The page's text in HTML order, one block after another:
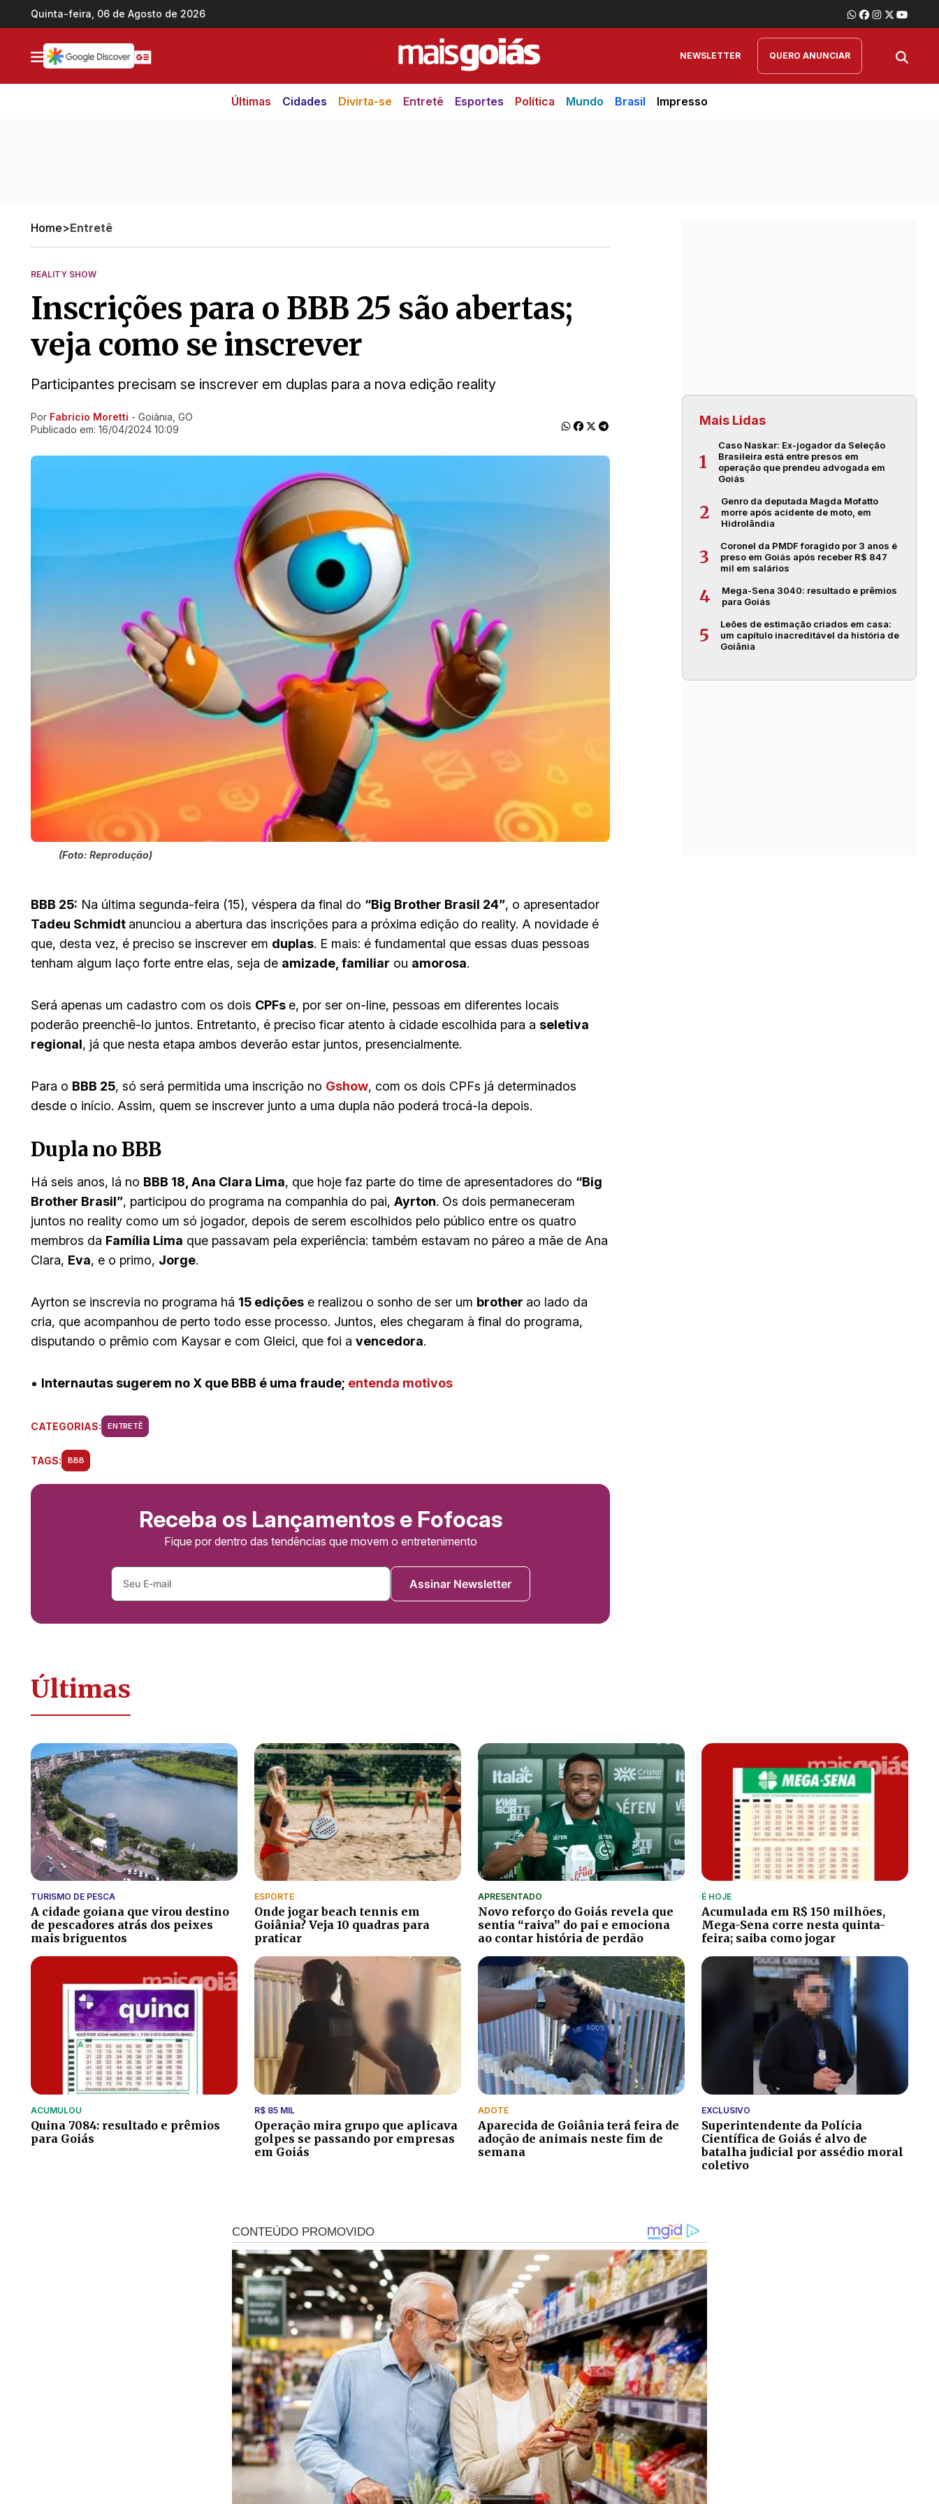
Ir direto pro conteúdo
Quinta-feira, 06 de Agosto de 2026
NEWSLETTER QUERO ANUNCIAR
Últimas Cidades Divirta-se Entretê Esportes Política Mundo Brasil Impresso
Home>Entretê
REALITY SHOW
Inscrições para o BBB 25 são abertas;
veja como se inscrever
Participantes precisam se inscrever em duplas para a nova edição reality
Ir direto pra matéria
Por Fabricio Moretti - Goiânia, GO
Publicado em: 16/04/2024 10:09
(Foto: Reprodução)
BBB 25: Na última segunda-feira (15), véspera da final do “Big Brother Brasil 24”, o apresentador
Tadeu Schmidt anunciou a abertura das inscrições para a próxima edição do reality. A novidade é
que, desta vez, é preciso se inscrever em duplas. E mais: é fundamental que essas duas pessoas
tenham algum laço forte entre elas, seja de amizade, familiar ou amorosa.
Será apenas um cadastro com os dois CPFs e, por ser on-line, pessoas em diferentes locais
poderão preenchê-lo juntos. Entretanto, é preciso ficar atento à cidade escolhida para a seletiva
regional, já que nesta etapa ambos deverão estar juntos, presencialmente.
Para o BBB 25, só será permitida uma inscrição no Gshow, com os dois CPFs já determinados
desde o início. Assim, quem se inscrever junto a uma dupla não poderá trocá-la depois.
Dupla no BBB
Há seis anos, lá no BBB 18, Ana Clara Lima, que hoje faz parte do time de apresentadores do “Big
Brother Brasil”, participou do programa na companhia do pai, Ayrton. Os dois permaneceram
juntos no reality como um só jogador, depois de serem escolhidos pelo público entre os quatro
membros da Família Lima que passavam pela experiência: também estavam no páreo a mãe de Ana
Clara, Eva, e o primo, Jorge.
Ayrton se inscrevia no programa há 15 edições e realizou o sonho de ser um brother ao lado da
cria, que acompanhou de perto todo esse processo. Juntos, eles chegaram à final do programa,
disputando o prêmio com Kaysar e com Gleici, que foi a vencedora.
• ⁠Internautas sugerem no X que BBB é uma fraude; entenda motivos
CATEGORIAS: ENTRETÊ
TAGS: BBB
Receba os Lançamentos e Fofocas
Fique por dentro das tendências que movem o entretenimento
Assinar Newsletter
Mais Lidas
1
Caso Naskar: Ex-jogador da Seleção
Brasileira está entre presos em
operação que prendeu advogada em
Goiás
2
Genro da deputada Magda Mofatto
morre após acidente de moto, em
Hidrolândia
3
Coronel da PMDF foragido por 3 anos é
preso em Goiás após receber R$ 847
mil em salários
4
Mega-Sena 3040: resultado e prêmios
para Goiás
5
Leões de estimação criados em casa:
um capítulo inacreditável da história de
Goiânia
Últimas
TURISMO DE PESCA
A cidade goiana que virou destino
de pescadores atrás dos peixes
mais briguentos
ESPORTE
Onde jogar beach tennis em
Goiânia? Veja 10 quadras para
praticar
APRESENTADO
Novo reforço do Goiás revela que
sentia “raiva” do pai e emociona
ao contar história de perdão
É HOJE
Acumulada em R$ 150 milhões,
Mega-Sena corre nesta quinta-
feira; saiba como jogar
ACUMULOU
Quina 7084: resultado e prêmios
para Goiás
R$ 85 MIL
Operação mira grupo que aplicava
golpes se passando por empresas
em Goiás
ADOTE
Aparecida de Goiânia terá feira de
adoção de animais neste fim de
semana
EXCLUSIVO
Superintendente da Polícia
Científica de Goiás é alvo de
batalha judicial por assédio moral
coletivo